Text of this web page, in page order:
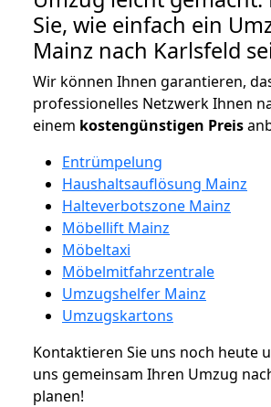
Sie, wie einfach ein
Mainz nach Karlsfeld
Wir können Ihnen garantieren,
professionelles Netzwerk Ihnen
einem kostengünstigen Preis
Entrümpelung
Haushaltsauflösung Mainz
Halteverbotszone Mainz
Möbellift Mainz
Möbeltaxi
Möbelmitfahrzentrale
Umzugshelfer Mainz
Umzugskartons
Kontaktieren Sie uns noch heute
uns gemeinsam Ihren Umzug
planen!